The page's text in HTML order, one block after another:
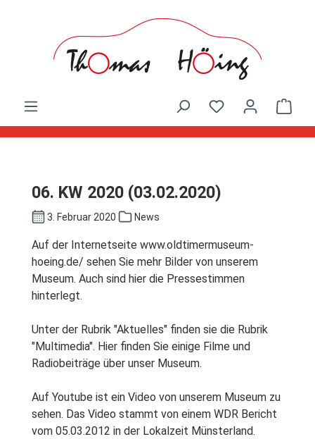
06. KW 2020 (03.02.2020)
3. Februar 2020 News
Auf der Internetseite www.oldtimermuseum-
hoeing.de/ sehen Sie mehr Bilder von unserem
Museum. Auch sind hier die Pressestimmen
hinterlegt.
Unter der Rubrik "Aktuelles" finden sie die Rubrik
"Multimedia". Hier finden Sie einige Filme und
Radiobeiträge über unser Museum.
Auf Youtube ist ein Video von unserem Museum zu
sehen. Das Video stammt von einem WDR Bericht
vom 05.03.2012 in der Lokalzeit Münsterland.